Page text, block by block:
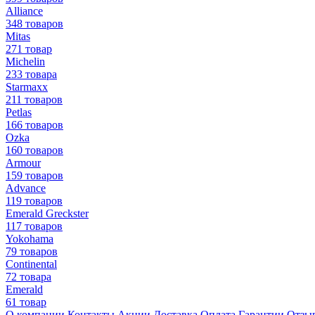
Alliance
348 товаров
Mitas
271 товар
Michelin
233 товара
Starmaxx
211 товаров
Petlas
166 товаров
Ozka
160 товаров
Armour
159 товаров
Advance
119 товаров
Emerald Greckster
117 товаров
Yokohama
79 товаров
Continental
72 товара
Emerald
61 товар